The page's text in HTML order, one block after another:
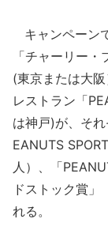
キャンペーン
「チャーリー
(東京または大
レストラン「
は神戸)が、そ
EANUTS
人）、「
ドストック賞」
れる。